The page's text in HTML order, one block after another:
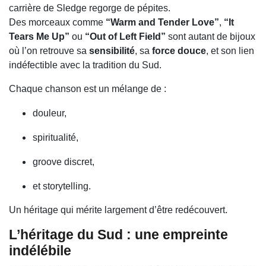
carrière de Sledge regorge de pépites.
Des morceaux comme “Warm and Tender Love”, “It
Tears Me Up” ou “Out of Left Field” sont autant de bijoux
où l’on retrouve sa sensibilité, sa force douce, et son lien
indéfectible avec la tradition du Sud.
Chaque chanson est un mélange de :
douleur,
spiritualité,
groove discret,
et storytelling.
Un héritage qui mérite largement d’être redécouvert.
L’héritage du Sud : une empreinte
indélébile